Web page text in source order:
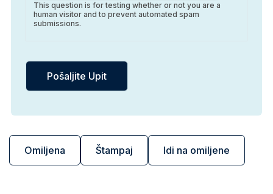
Omiljena Štampaj Idi na omiljene
This question is for testing whether or not you are a
human visitor and to prevent automated spam
submissions.